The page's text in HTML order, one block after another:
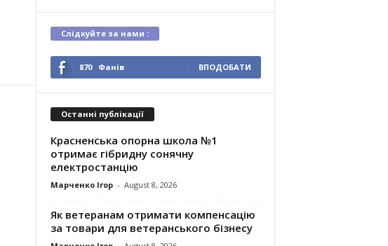
Слідкуйте за нами :
870 Фанів ВПОДОБАТИ
Останні публікації
Красненська опорна школа №1
отримає гібридну сонячну
електростанцію
Марченко Ігор - August 8, 2026
Як ветеранам отримати компенсацію
за товари для ветеранського бізнесу